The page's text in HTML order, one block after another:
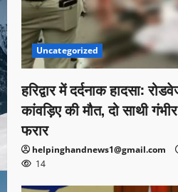
Uncategorized
हरिद्वार में दर्दनाक हादसा:
कांवड़िए की मौत, दो साथी
फरार
helpinghandnews1@gmail.com
14